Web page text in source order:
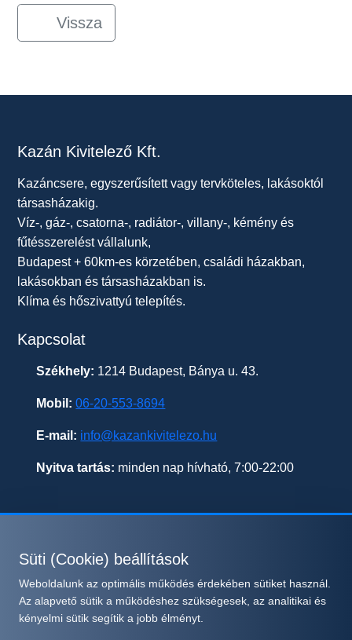
Vissza
Kazán Kivitelező Kft.
Kazáncsere, egyszerűsített vagy tervköteles, lakásoktól
társasházakig.
Víz-, gáz-, csatorna-, radiátor-, villany-, kémény és
fűtésszerelést vállalunk,
Budapest + 60km-es körzetében, családi házakban,
lakásokban és társasházakban is.
Klíma és hőszivattyú telepítés.
Kapcsolat
Székhely: 1214 Budapest, Bánya u. 43.
Mobil: 06-20-553-8694
E-mail: info@kazankivitelezo.hu
Nyitva tartás: minden nap hívható, 7:00-22:00
© 2026 kazankivitelezo.hu - Minden jog fenntartva.
Süti beállítások módosítása
Ez az oldal a reCAPTCHA v3 védelme alatt áll, amelyre a
Google Adatvédelmi irányelvei és Általános Szerződési Feltételei
Süti (Cookie) beállítások
Weboldalunk az optimális működés érdekében sütiket használ.
Az alapvető sütik a működéshez szükségesek, az analitikai és
kényelmi sütik segítik a jobb élményt.